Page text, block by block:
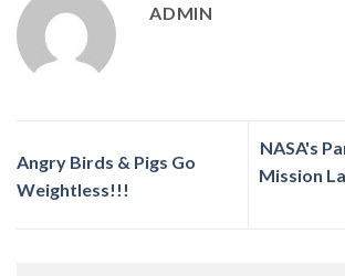
ADMIN
Angry Birds & Pigs Go
Weightless!!!
NASA's
Mission